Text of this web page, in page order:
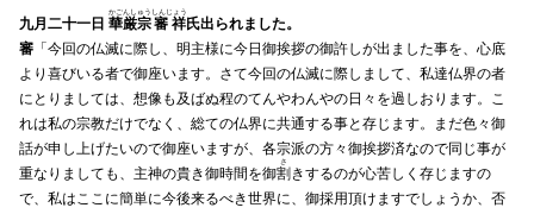
九月二十一日 華厳宗
かごんしゅう
審祥
しんじょう
氏出られました。
審 「今回の仏滅に際し、明主様に今日御挨拶の御許しが出ました事を、心底
より喜びいる者で御座います。さて今回の仏滅に際しまして、私達仏界の者
にとりましては、想像も及ばぬ程のてんやわんやの日々を過しおります。こ
れは私の宗教だけでなく、総ての仏界に共通する事と存じます。まだ色々御
話が申し上げたいので御座いますが、各宗派の方々御挨拶済なので同じ事が
重なりましても、主神の貴き御時間を御割
さ
きするのが心苦しく存じますの
で、私はここに簡単に今後来るべき世界に、御採用頂けますでしょうか、否